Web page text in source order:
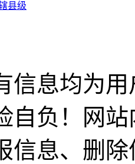
县级
信息均为
自负！网
信息、删